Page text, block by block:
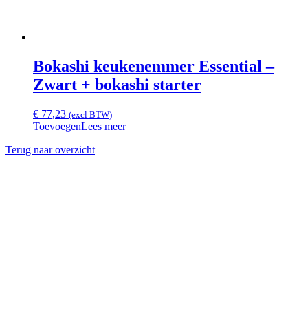
Bokashi keukenemmer Essential –
Zwart + bokashi starter
€ 77,23 (excl BTW)
ToevoegenLees meer
Terug naar overzicht